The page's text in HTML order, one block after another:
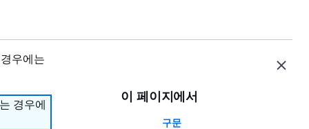
우에는
경우에
이 페이지에서
구문